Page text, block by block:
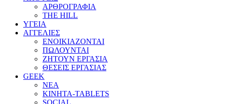
ΑΡΘΡΟΓΡΑΦΙΑ
THE HILL
ΥΓΕΙΑ
ΑΓΓΕΛΙΕΣ
ΕΝΟΙΚΙΑΖΟΝΤΑΙ
ΠΩΛΟΥΝΤΑΙ
ΖΗΤΟΥΝ ΕΡΓΑΣΙΑ
ΘΕΣΕΙΣ ΕΡΓΑΣΙΑΣ
GEEK
ΝΕΑ
ΚΙΝΗΤΑ-TABLETS
SOCIAL